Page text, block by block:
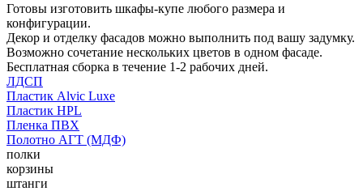
Готовы изготовить шкафы-купе любого размера и
конфигурации.
Декор и отделку фасадов можно выполнить под вашу задумку.
Возможно сочетание нескольких цветов в одном фасаде.
Бесплатная сборка в течение 1-2 рабочих дней.
ЛДСП
Пластик Alvic Luxe
Пластик HPL
Пленка ПВХ
Полотно АГТ (МДФ)
полки
корзины
штанги